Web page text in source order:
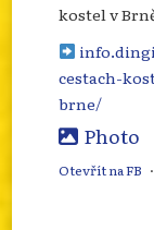
kostel v
cestach-
brne/
Photo
Otevřít na FB ·